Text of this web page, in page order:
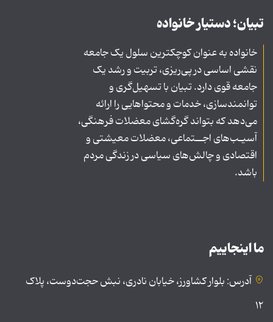
تبیان؛ دستیار خانواده
خانواده به عنوان کوچکترین سلول یک جامعه
نقشی اساسی در پی‌ریزی، تربیت و رشد یک
جامعه قوی دارد. تبیان با تسهیل‌گری و
توانمندسازی، خدمات و محتواهایی را ارائه
می‌دهد که بتواند گره‌گشای معضلات فرهنگی،
آسیـب‌های اجــتماعی، معضلات معیشتی و
اقتصادی و چالش‌های سیاسی در زندگی مردم
باشد.
ما اینجاییم
آدرس: بلوار کشاورز، خیابان نادری، نبش حجت‌دوست، پلاک
۱۲